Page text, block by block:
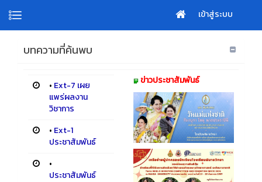
เข้าสู่ระบบ
บทความที่ค้นพบ
• Ext-7 เผย
แพร่ผลงาน
วิชาการ
• Ext-1
ประชาสัมพันธ์
•
ประชาสัมพันธ์
ข่าวประชาสัมพันธ์